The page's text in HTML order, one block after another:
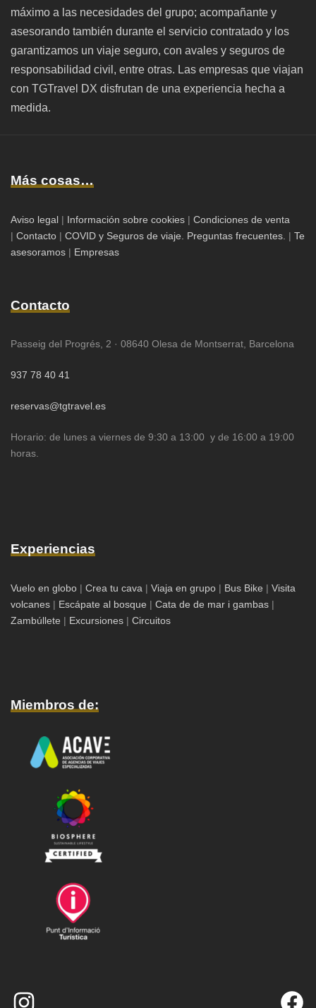
máximo a las necesidades del grupo; acompañante y
asesorando también durante el servicio contratado y los
garantizamos un viaje seguro, con avales y seguros de
responsabilidad civil, entre otras. Las empresas que viajan
con TGTravel DX disfrutan de una experiencia hecha a
medida.
Más cosas…
Aviso legal | Información sobre cookies | Condiciones de venta
| Contacto | COVID y Seguros de viaje. Preguntas frecuentes. | Te
asesoramos | Empresas
Contacto
Passeig del Progrés, 2 · 08640 Olesa de Montserrat, Barcelona
937 78 40 41
reservas@tgtravel.es
Horario: de lunes a viernes de 9:30 a 13:00 y de 16:00 a 19:00
horas.
Experiencias
Vuelo en globo | Crea tu cava | Viaja en grupo | Bus Bike | Visita
volcanes | Escápate al bosque | Cata de de mar i gambas |
Zambúllete | Excursiones | Circuitos
Miembros de: